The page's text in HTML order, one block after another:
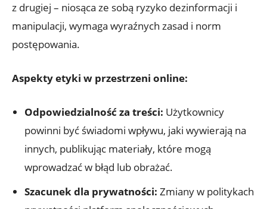
z drugiej – niosąca ze sobą ryzyko dezinformacji i
manipulacji, wymaga wyraźnych zasad i norm
postępowania.
Aspekty etyki w przestrzeni online:
Odpowiedzialność za treści: Użytkownicy
powinni być świadomi wpływu, jaki wywierają na
innych, publikując materiały, które mogą
wprowadzać w błąd lub obrażać.
Szacunek dla prywatności: Zmiany w politykach